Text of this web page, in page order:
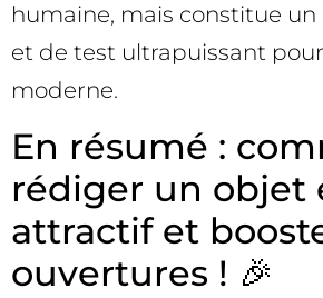
humaine, mais constitue un
et de test ultrapuissant
moderne.
En résumé :
rédiger un objet
attractif et
ouvertures ! 🎉